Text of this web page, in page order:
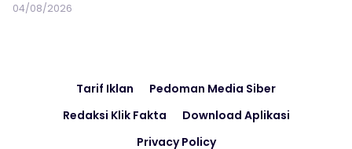
04/08/2026
Tarif Iklan
Pedoman Media Siber
Redaksi Klik Fakta
Download Aplikasi
Privacy Policy